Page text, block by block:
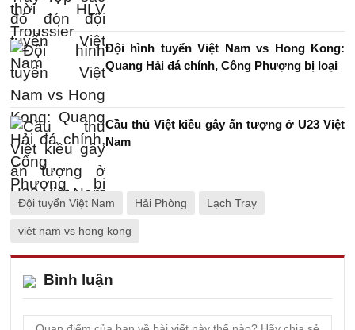
Đội hình tuyển Việt Nam vs Hong Kong:
Quang Hải đá chính, Công Phượng bị loại
Cầu thủ Việt kiều gây ấn tượng ở U23 Việt
Nam
Đội tuyển Việt Nam Hải Phòng Lạch Tray
việt nam vs hong kong
Bình luận